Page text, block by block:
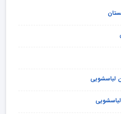
لباسشویی
لباسشویی